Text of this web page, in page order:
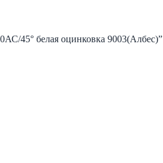
45° белая оцинковка 9003(Албес)”